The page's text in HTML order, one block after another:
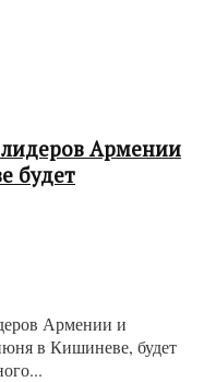
Армении
будет
Армении и
в Кишиневе, будет